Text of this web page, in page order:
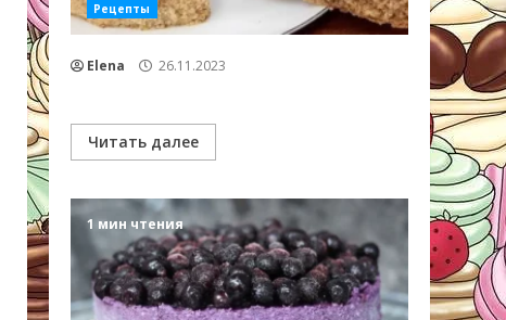
Рецепты
Elena 26.11.2023
Читать далее
1 мин чтения